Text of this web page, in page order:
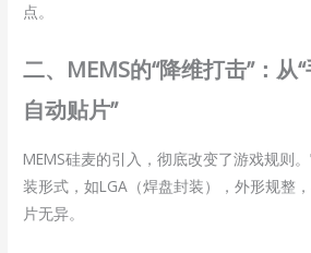
点。
二、MEMS的“降维打击”：从
自动贴片”
MEMS硅麦的引入，彻底改变了游戏规则
装形式，如LGA（焊盘封装），外形规整
片无异。